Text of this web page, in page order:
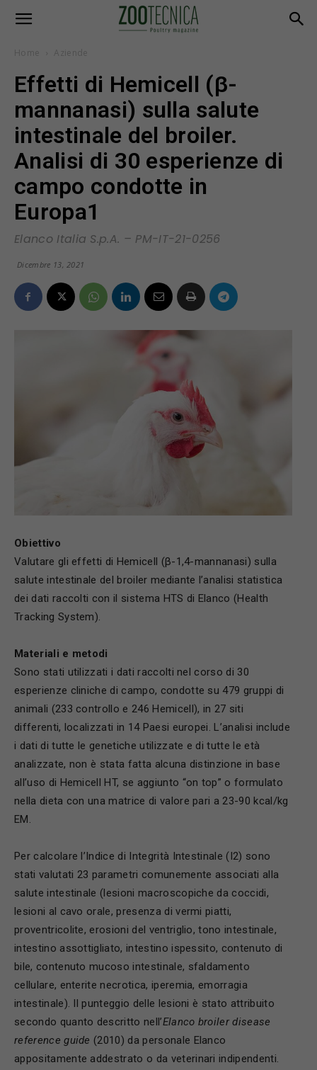
Home Aziende
Effetti di Hemicell (β-
mannanasi) sulla salute
intestinale del broiler.
Analisi di 30 esperienze di
campo condotte in
Europa1
Elanco Italia S.p.A. – PM-IT-21-0256
Dicembre 13, 2021
Obiettivo
Valutare gli effetti di Hemicell (β-1,4-mannanasi) sulla
salute intestinale del broiler mediante l’analisi statistica
dei dati raccolti con il sistema HTS di Elanco (Health
Tracking System).
Materiali e metodi
Sono stati utilizzati i dati raccolti nel corso di 30
esperienze cliniche di campo, condotte su 479 gruppi di
animali (233 controllo e 246 Hemicell), in 27 siti
differenti, localizzati in 14 Paesi europei. L’analisi include
i dati di tutte le genetiche utilizzate e di tutte le età
analizzate, non è stata fatta alcuna distinzione in base
all’uso di Hemicell HT, se aggiunto “on top” o formulato
nella dieta con una matrice di valore pari a 23-90 kcal/kg
EM.
Per calcolare l’Indice di Integrità Intestinale (I2) sono
stati valutati 23 parametri comunemente associati alla
salute intestinale (lesioni macroscopiche da coccidi,
lesioni al cavo orale, presenza di vermi piatti,
proventricolite, erosioni del ventriglio, tono intestinale,
intestino assottigliato, intestino ispessito, contenuto di
bile, contenuto mucoso intestinale, sfaldamento
cellulare, enterite necrotica, iperemia, emorragia
intestinale). Il punteggio delle lesioni è stato attribuito
secondo quanto descritto nell’Elanco broiler disease
reference guide (2010) da personale Elanco
appositamente addestrato o da veterinari indipendenti.